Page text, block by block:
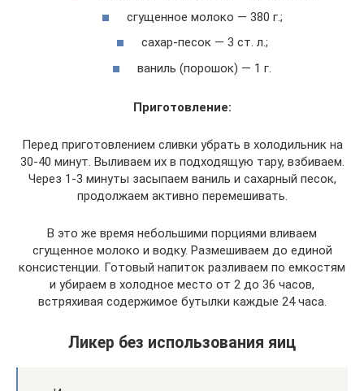
сгущенное молоко — 380 г.;
сахар-песок — 3 ст. л.;
ваниль (порошок) — 1 г.
Приготовление:
Перед приготовлением сливки убрать в холодильник на
30-40 минут. Выливаем их в подходящую тару, взбиваем.
Через 1-3 минуты засыпаем ваниль и сахарный песок,
продолжаем активно перемешивать.
В это же время небольшими порциями вливаем
сгущенное молоко и водку. Размешиваем до единой
консистенции. Готовый напиток разливаем по емкостям
и убираем в холодное место от 2 до 36 часов,
встряхивая содержимое бутылки каждые 24 часа.
Ликер без использования яиц